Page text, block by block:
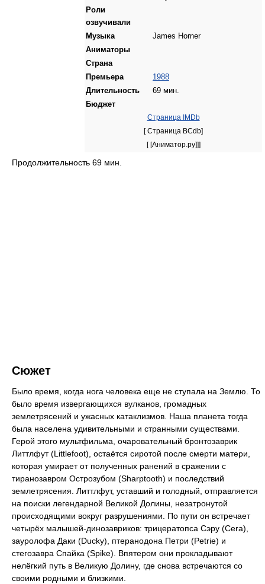
Роли
озвучивали
Музыка
James Horner
Аниматоры
Страна
Премьера
1988
Длительность
69 мин.
Бюджет
Страница IMDb
[ Страница BCdb]
[ [Аниматор.ру]]]
Продолжительность 69 мин.
Сюжет
Было время, когда нога человека еще не ступала на Землю. То
было время извергающихся вулканов, громадных
землетрясений и ужасных катаклизмов. Наша планета тогда
была населена удивительными и странными существами.
Герой этого мультфильма, очаровательный бронтозаврик
Литтлфут (Littlefoot), остаётся сиротой после смерти матери,
которая умирает от полученных ранений в сражении с
тиранозавром Острозубом (Sharptooth) и последствий
землетрясения. Литтлфут, уставший и голодный, отправляется
на поиски легендарной Великой Долины, незатронутой
происходящими вокруг разрушениями. По пути он встречает
четырёх малышей-динозавриков: трицератопса Сэру (Cera),
зауролофа Даки (Ducky), птеранодона Петри (Petrie) и
стегозавра Спайка (Spike). Впятером они прокладывают
нелёгкий путь в Великую Долину, где снова встречаются со
своими родными и близкими.